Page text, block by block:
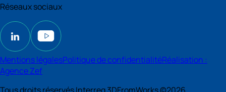
Réseaux sociaux
Mentions légalesPolitique de confidentialitéRéalisation :
Agence Zef